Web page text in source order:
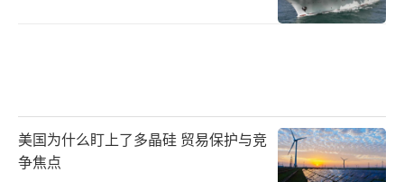
美国为什么盯上了多晶硅 贸易保护与竞
争焦点